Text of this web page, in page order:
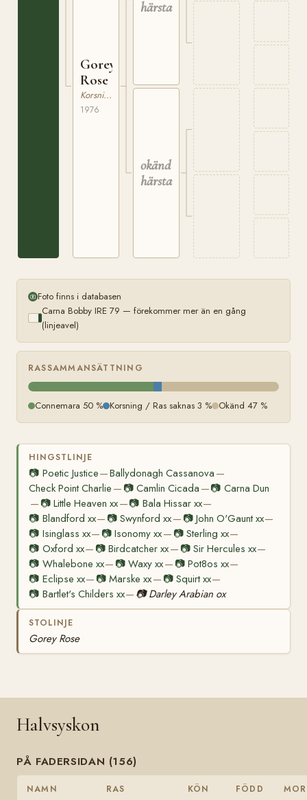
Gorey
Rose
Korsning / Ras saknas
1976
härstamning
okänd
härstamning
Foto finns i databasen
Carna Bobby IRE 79 — förekommer mer än en gång
(linjeavel)
RASSAMMANSÄTTNING
Connemara 50 % Korsning / Ras saknas 3 % Okänd 47 %
HINGSTLINJE
📷 Poetic Justice—Ballydonagh Cassanova —
Check Point Charlie — 📷Camlin Cicada —📷 Carna Dun
— 📷Little Heaven xx—📷 Bala Hissar xx—
📷 Blandford xx— 📷Swynford xx— 📷 John O'Gaunt xx—
📷 Isinglass xx— 📷Isonomy xx— 📷 Sterling xx—
📷 Oxford xx— 📷Birdcatcher xx— 📷 Sir Hercules xx—
📷 Whalebone xx— 📷Waxy xx— 📷 Pot8os xx—
📷 Eclipse xx— 📷Marske xx— 📷 Squirt xx—
📷 Bartlet's Childers xx— 📷 Darley Arabian ox
STOLINJE
Gorey Rose
Halvsyskon
PÅ FADERSIDAN (156)
NAMN RAS KÖN FÖDD MOR